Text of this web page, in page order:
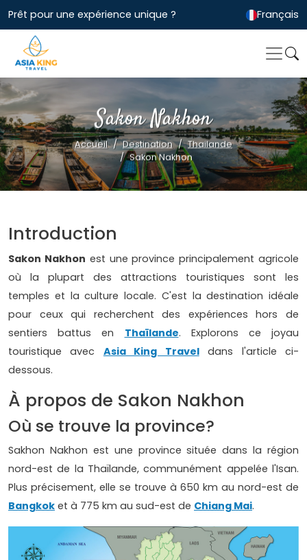
Prêt pour une expérience unique ? Français
Sakon Nakhon
Accueil Destination
Thailande
Sakon Nakhon
Introduction
Sakon Nakhon est une province principalement agricole
où la plupart des attractions touristiques sont les
temples et la culture locale. C'est la destination idéale
pour ceux qui recherchent des expériences hors de
sentiers battus en Thaïlande. Explorons ce joyau
touristique avec Asia King Traveldans l'article ci-
dessous.
À propos de Sakon Nakhon
Où se trouve la province?
Sakhon Nakhon est une province située dans la région
nord-est de la Thaïlande, communément appelée l'Isan.
Plus précisement, elle se trouve à 650 km au nord-est de
Bangkok et à 775 km au sud-est de Chiang Mai.